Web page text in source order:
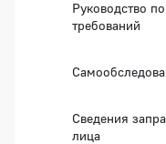
Руководство
требований
Сведения
лица